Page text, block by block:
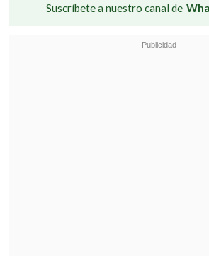
Suscríbete a nuestro canal de